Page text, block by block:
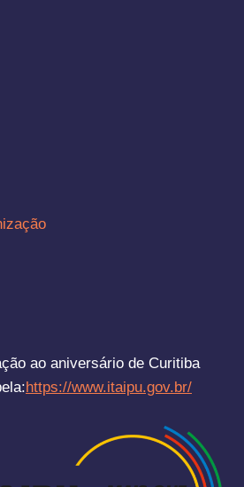
ao aniversário de Curitiba
https://www.itaipu.gov.br/